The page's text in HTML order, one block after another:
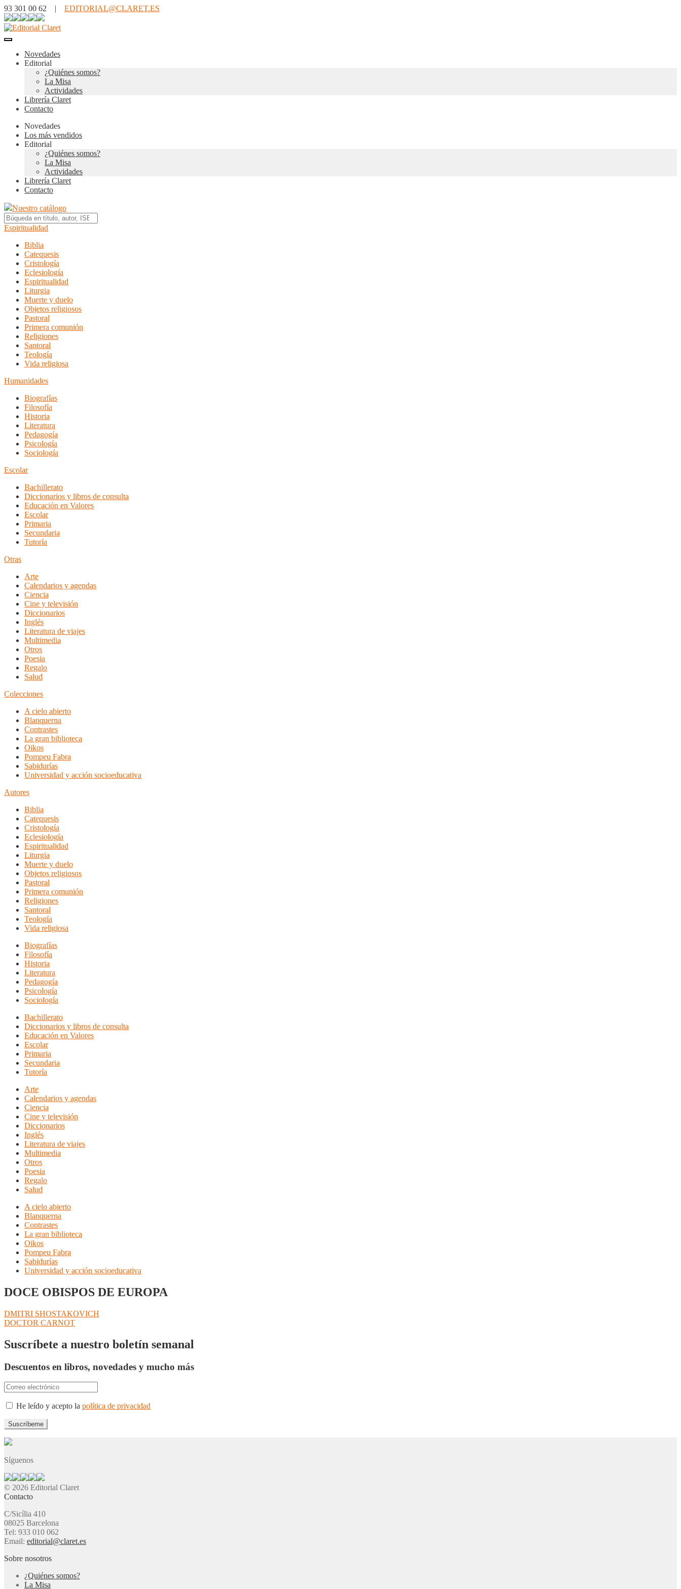
93 301 00 62 | EDITORIAL@CLARET.ES
Novedades
Editorial
¿Quiénes somos?
La Misa
Actividades
Librería Claret
Contacto
Novedades
Los más vendidos
Editorial
¿Quiénes somos?
La Misa
Actividades
Librería Claret
Contacto
Nuestro catálogo
Espiritualidad
Biblia
Catequesis
Cristología
Eclesiología
Espiritualidad
Liturgia
Muerte y duelo
Objetos religiosos
Pastoral
Primera comunión
Religiones
Santoral
Teología
Vida religiosa
Humanidades
Biografías
Filosofía
Historia
Literatura
Pedagogía
Psicología
Sociología
Escolar
Bachillerato
Diccionarios y libros de consulta
Educación en Valores
Escolar
Primaria
Secundaria
Tutoría
Otras
Arte
Calendarios y agendas
Ciencia
Cine y televisión
Diccionarios
Inglés
Literatura de viajes
Multimedia
Otros
Poesia
Regalo
Salud
Colecciones
A cielo abierto
Blanquerna
Contrastes
La gran biblioteca
Oikos
Pompeu Fabra
Sabidurías
Universidad y acción socioeducativa
Autores
Biblia
Catequesis
Cristología
Eclesiología
Espiritualidad
Liturgia
Muerte y duelo
Objetos religiosos
Pastoral
Primera comunión
Religiones
Santoral
Teología
Vida religiosa
Biografías
Filosofía
Historia
Literatura
Pedagogía
Psicología
Sociología
Bachillerato
Diccionarios y libros de consulta
Educación en Valores
Escolar
Primaria
Secundaria
Tutoría
Arte
Calendarios y agendas
Ciencia
Cine y televisión
Diccionarios
Inglés
Literatura de viajes
Multimedia
Otros
Poesia
Regalo
Salud
A cielo abierto
Blanquerna
Contrastes
La gran biblioteca
Oikos
Pompeu Fabra
Sabidurías
Universidad y acción socioeducativa
DOCE OBISPOS DE EUROPA
Navegación
de
entradas
Anterior:
DMITRI SHOSTAKOVICH
Siguiente:
DOCTOR CARNOT
Suscríbete a nuestro boletín semanal
Descuentos en libros, novedades y mucho más
He leído y acepto la política de privacidad
Síguenos
© 2026 Editorial Claret
Contacto
C/Sicília 410
08025 Barcelona
Tel: 933 010 062
Email: editorial@claret.es
Sobre nosotros
¿Quiénes somos?
La Misa